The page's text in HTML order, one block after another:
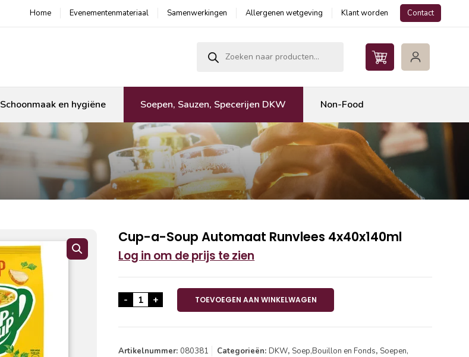
Home Evenementenmateriaal Samenwerkingen Allergenen wetgeving Klant worden Contact
Schoonmaak en hygiëne Soepen, Sauzen, Specerijen DKW Non-Food
Cup-a-Soup Automaat Runvlees 4x40x140ml
Log in om de prijs te zien
- Cup-a-Soup Automaat Runvlees 4x40x140ml aantal
+ TOEVOEGEN AAN WINKELWAGEN
Artikelnummer: 080381 Categorieën:DKW, Soep,Bouillon en Fonds, Soepen,